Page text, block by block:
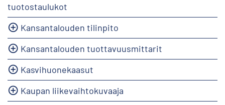
tuotostaulukot
Kansantalouden tilinpito
Kansantalouden tuottavuusmittarit
Kasvihuonekaasut
Kaupan liikevaihtokuvaaja